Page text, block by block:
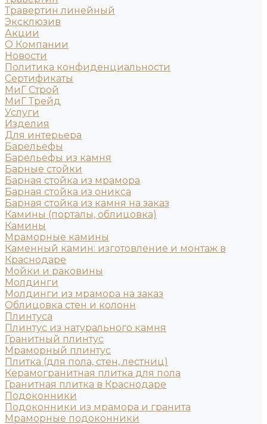
Травертин линейный
Эксклюзив
Акции
О Компании
Новости
Политика конфиденциальности
Сертификаты
МиГ Строй
МиГ Трейд
Услуги
Изделия
Для интерьера
Барельефы
Барельефы из камня
Барные стойки
Барная стойка из мрамора
Барная стойка из оникса
Барная стойка из камня на заказ
Камины (порталы, облицовка)
Камины
Мраморные камины
Каменный камин: изготовление и монтаж в
Краснодаре
Мойки и раковины
Молдинги
Молдинги из мрамора на заказ
Облицовка стен и колонн
Плинтуса
Плинтус из натурального камня
Гранитный плинтус
Мраморный плинтус
Плитка (для пола, стен, лестниц)
Керамогранитная плитка для пола
Гранитная плитка в Краснодаре
Подоконники
Подоконники из мрамора и гранита
Мраморные подоконники